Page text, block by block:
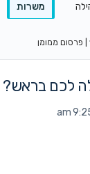
משרות
פרסום ממומן
לכם בראש?